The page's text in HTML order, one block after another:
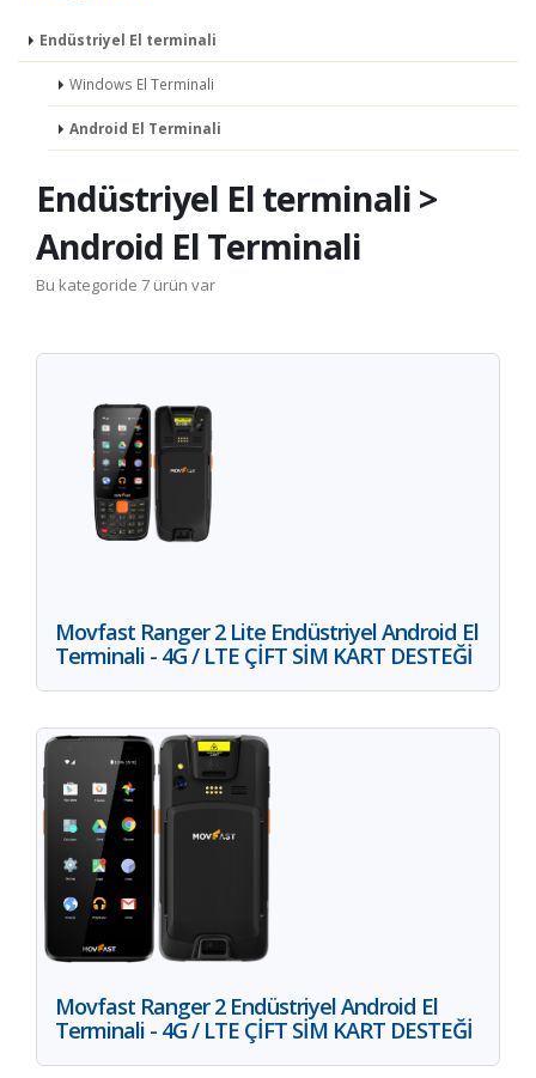
Endüstriyel El terminali
Windows El Terminali
Android El Terminali
Endüstriyel El terminali >
Android El Terminali
Bu kategoride 7 ürün var
Movfast Ranger 2 Lite Endüstriyel Android El
Terminali - 4G / LTE ÇİFT SİM KART DESTEĞİ
Movfast Ranger 2 Endüstriyel Android El
Terminali - 4G / LTE ÇİFT SİM KART DESTEĞİ